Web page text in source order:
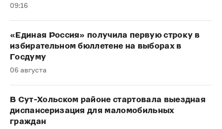
09:16
«Единая Россия» получила первую строку в
избирательном бюллетене на выборах в
Госдуму
06 августа
В Сут-Хольском районе стартовала выездная
диспансеризация для маломобильных
граждан